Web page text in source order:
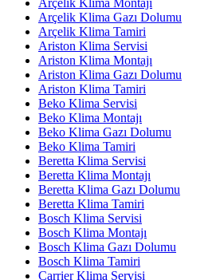
Arçelik Klima Gazı Dolumu
Arçelik Klima Tamiri
Ariston Klima Servisi
Ariston Klima Montajı
Ariston Klima Gazı Dolumu
Ariston Klima Tamiri
Beko Klima Servisi
Beko Klima Montajı
Beko Klima Gazı Dolumu
Beko Klima Tamiri
Beretta Klima Servisi
Beretta Klima Montajı
Beretta Klima Gazı Dolumu
Beretta Klima Tamiri
Bosch Klima Servisi
Bosch Klima Montajı
Bosch Klima Gazı Dolumu
Bosch Klima Tamiri
Carrier Klima Servisi